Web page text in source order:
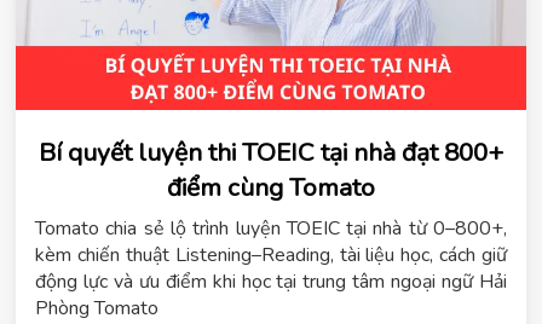
Bí quyết luyện thi TOEIC tại nhà đạt 800+
điểm cùng Tomato
Tomato chia sẻ lộ trình luyện TOEIC tại nhà từ 0–800+,
kèm chiến thuật Listening–Reading, tài liệu học, cách giữ
động lực và ưu điểm khi học tại trung tâm ngoại ngữ Hải
Phòng Tomato